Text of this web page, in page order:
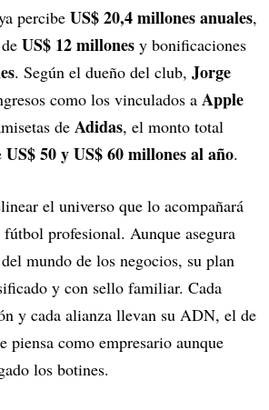
percibe US$ 20,4 millones anuales,
US$ 12 millones y bonificaciones
. Según el dueño del club, Jorge
como los vinculados a Apple
de Adidas, el monto total
US$ 50 y US$ 60 millones al año.
el universo que lo acompañará
profesional. Aunque asegura
mundo de los negocios, su plan
y con sello familiar. Cada
y cada alianza llevan su ADN, el de
piensa como empresario aunque
los botines.